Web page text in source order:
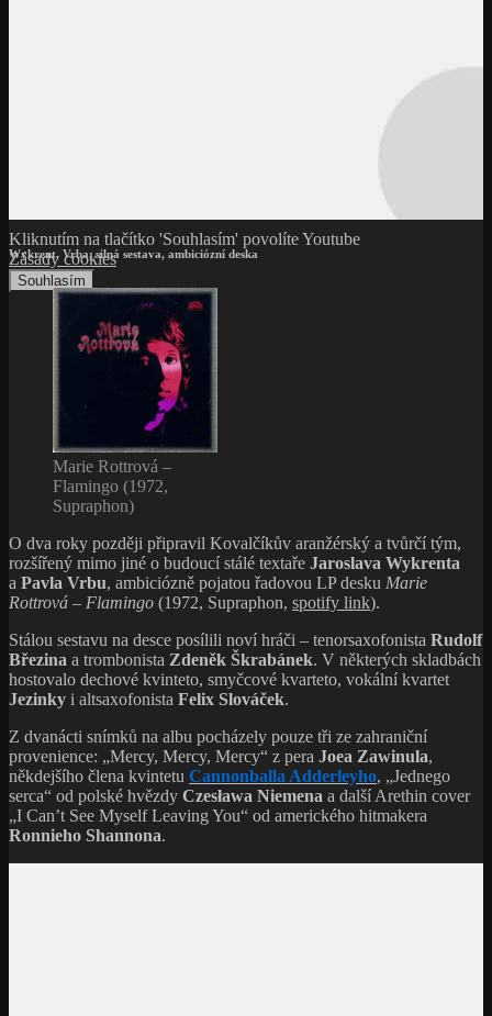
Kliknutím na tlačítko 'Souhlasím' povolíte Youtube
Zásady cookies
Souhlasím
Wykrent, Vrba, silná sestava, ambiciózní deska
Marie Rottrová –
Flamingo (1972,
Supraphon)
O dva roky později připravil Kovalčíkův aranžérský a tvůrčí tým,
rozšířený mimo jiné o budoucí stálé textaře Jaroslava Wykrenta
a Pavla Vrbu, ambiciózně pojatou řadovou LP desku Marie
Rottrová – Flamingo (1972, Supraphon, spotify link).
Stálou sestavu na desce posílili noví hráči – tenorsaxofonista Rudolf
Březina a trombonista Zdeněk Škrabánek. V některých skladbách
hostovalo dechové kvinteto, smyčcové kvarteto, vokální kvartet
Jezinky i altsaxofonista Felix Slováček.
Z dvanácti snímků na albu pocházely pouze tři ze zahraniční
provenience: „Mercy, Mercy, Mercy“ z pera Joea Zawinula,
někdejšího člena kvintetu Cannonballa Adderleyho, „Jednego
serca“ od polské hvězdy Czesława Niemena a další Arethin cover
„I Can’t See Myself Leaving You“ od amerického hitmakera
Ronnieho Shannona.